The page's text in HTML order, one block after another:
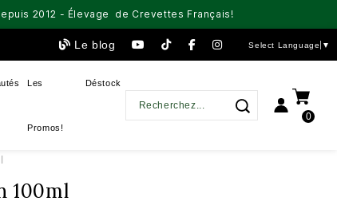
2012 - Élevage de Crevettes Français!
Le blog Select Language ▼
Les
Promos!
Déstock
0
100ml